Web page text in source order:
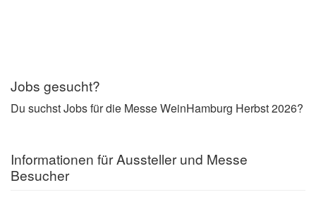
Jobs gesucht?
Du suchst Jobs für die Messe WeinHamburg Herbst 2026?
Informationen für Aussteller und Messe
Besucher